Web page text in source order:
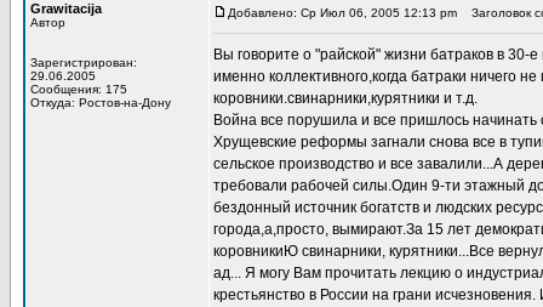
Grawitacija
Автор
Зарегистрирован:
29.06.2005
Сообщения: 175
Откуда: Ростов-на-Дону
Добавлено: Ср Июл 06, 2005 12:13 pm Заголовок
Вы говорите о "райской" жизни батраков в 30-
именно коллективного,когда батраки ничего
коровники.свинарники,курятники и т.д.
Война все порушила и все пришлось начинать
Хрущевские реформы загнали снова все в
сельское производство и все завалили...А
требовали рабочей силы.Один 9-ти этажный
бездонный источник богатств и людских
города,а,просто, вымирают.За 15 лет
коровникиЮ свинарники, курятники...Все
ад... Я могу Вам прочитать лекцию о
крестьянство в России на грани